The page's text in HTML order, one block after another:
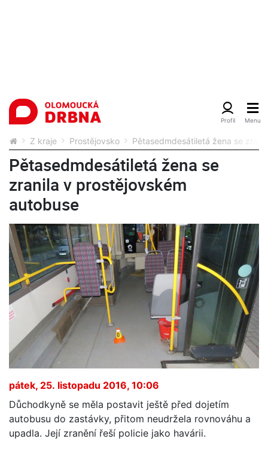
Z kraje Prostějovsko Pětasedmdesátiletá žena se
Pětasedmdesátiletá žena se
zranila v prostějovském
autobuse
pátek, 25. listopadu 2016, 10:06
Důchodkyně se měla postavit ještě před dojetím
autobusu do zastávky, přitom neudržela rovnováhu a
upadla. Její zranění řeší policie jako havárii.